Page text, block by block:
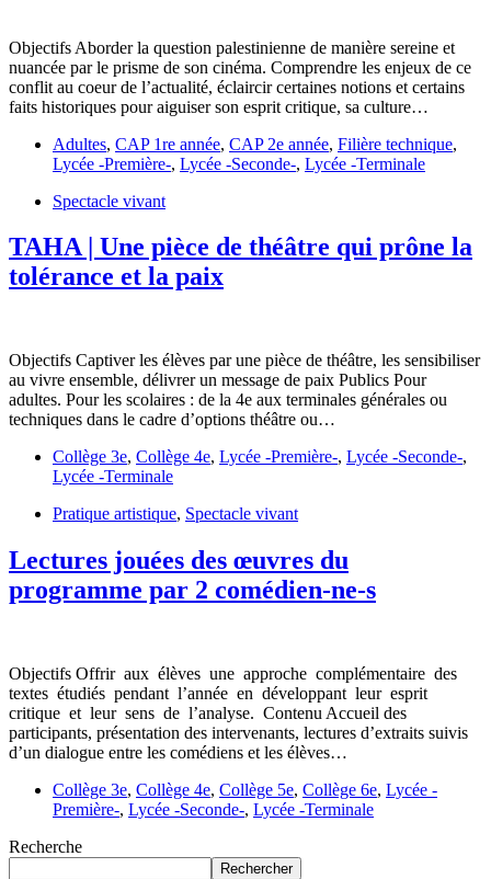
Objectifs Aborder la question palestinienne de manière sereine et
nuancée par le prisme de son cinéma. Comprendre les enjeux de ce
conflit au coeur de l’actualité, éclaircir certaines notions et certains
faits historiques pour aiguiser son esprit critique, sa culture…
Adultes, CAP 1re année, CAP 2e année, Filière technique,
Lycée -Première-, Lycée -Seconde-, Lycée -Terminale
Spectacle vivant
TAHA | Une pièce de théâtre qui prône la
tolérance et la paix
Objectifs Captiver les élèves par une pièce de théâtre, les sensibiliser
au vivre ensemble, délivrer un message de paix Publics Pour
adultes. Pour les scolaires : de la 4e aux terminales générales ou
techniques dans le cadre d’options théâtre ou…
Collège 3e, Collège 4e, Lycée -Première-, Lycée -Seconde-,
Lycée -Terminale
Pratique artistique, Spectacle vivant
Lectures jouées des œuvres du
programme par 2 comédien-ne-s
Objectifs Offrir aux élèves une approche complémentaire des
textes étudiés pendant l’année en développant leur esprit
critique et leur sens de l’analyse. Contenu Accueil des
participants, présentation des intervenants, lectures d’extraits suivis
d’un dialogue entre les comédiens et les élèves…
Collège 3e, Collège 4e, Collège 5e, Collège 6e, Lycée -
Première-, Lycée -Seconde-, Lycée -Terminale
Recherche
Rechercher